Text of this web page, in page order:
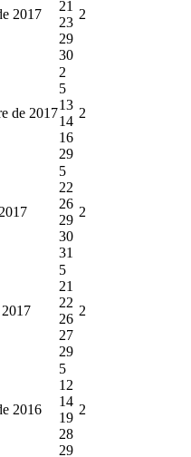
2017
21
23
29
30
2
de 2017
2
5
13
14
16
29
2
5
22
26
29
30
31
2
5
21
22
26
27
29
2
2016
5
12
14
19
28
29
2